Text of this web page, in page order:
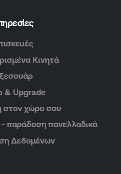
Κινητά
& Upgrade
στον χώρο σου
παράδοση πανελλαδικά
Δεδομένων